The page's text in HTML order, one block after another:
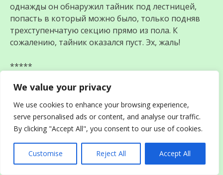
We value your privacy
We use cookies to enhance your browsing experience,
serve personalised ads or content, and analyse our traffic.
By clicking "Accept All", you consent to our use of cookies.
Customise Reject All Accept All
однажды он обнаружил тайник под лестницей,
попасть в который можно было, только подняв
трехступенчатую секцию прямо из пола. К
сожалению, тайник оказался пуст. Эх, жаль!
*****
Коллега вышла замуж и переехала в дом, который
принадлежал бабушке мужа. Бабушка всегда
ходила в золоте, а перед смертью заявила, что все
украшения спрятала, но куда — не скажет. Весь
решили делать ремонт — дому-то почти 100 лет.
Сдвинули с места тяжеленный шкаф, вскрыли